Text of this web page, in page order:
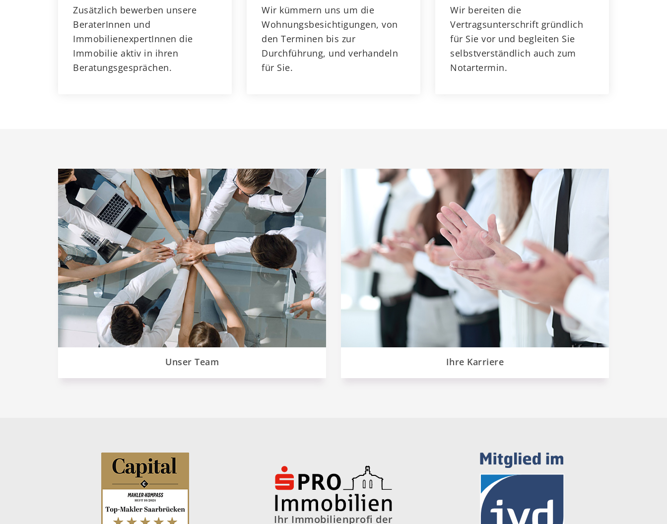
Zusätzlich bewerben unsere
BeraterInnen und
ImmobilienexpertInnen die
Immobilie aktiv in ihren
Beratungsgesprächen.
Wir kümmern uns um die
Wohnungsbesichtigungen, von
den Terminen bis zur
Durchführung, und verhandeln
für Sie.
Wir bereiten die
Vertragsunterschrift gründlich
für Sie vor und begleiten Sie
selbstverständlich auch zum
Notartermin.
Unser Team Ihre Karriere
Ihr Immobilienprofi der